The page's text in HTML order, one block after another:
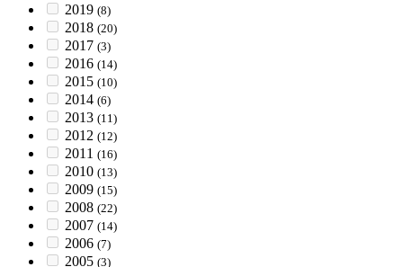
2019 (8)
2018 (20)
2017 (3)
2016 (14)
2015 (10)
2014 (6)
2013 (11)
2012 (12)
2011 (16)
2010 (13)
2009 (15)
2008 (22)
2007 (14)
2006 (7)
2005 (3)